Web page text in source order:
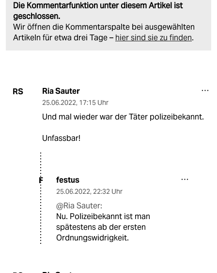
Die Kommentarfunktion unter diesem Artikel ist
geschlossen.
Wir öffnen die Kommentarspalte bei ausgewählten
Artikeln für etwa drei Tage – hier sind sie zu finden.
RS Ria Sauter
25.06.2022, 17:15 Uhr
Und mal wieder war der Täter polizeibekannt.
Unfassbar!
F festus
25.06.2022, 22:32 Uhr
@Ria Sauter:
Nu. Polizeibekannt ist man
spätestens ab der ersten
Ordnungswidrigkeit.